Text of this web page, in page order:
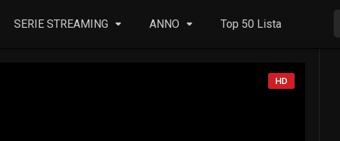
SERIE STREAMING ANNO Top 50 Lista
HD